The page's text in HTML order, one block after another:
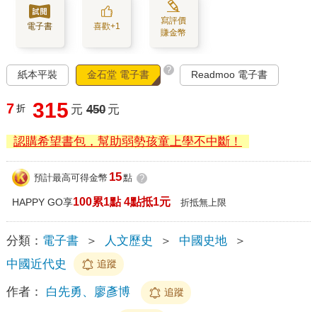
電子書 喜歡+1
寫評價
賺金幣
紙本平裝 金石堂 電子書 ? Readmoo 電子書
7 折 315 元 450 元
認購希望書包，幫助弱勢孩童上學不中斷！
預計最高可得金幣 15點 ?
HAPPY GO享100累1點 4點抵1元 折抵無上限
分類： 電子書 ＞ 人文歷史 ＞ 中國史地
＞
中國近代史
追蹤
作者： 白先勇、廖彥博 追蹤